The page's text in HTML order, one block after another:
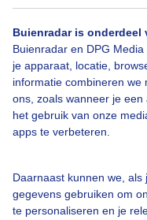
Buienradar is onderdeel
Buienradar en DPG
je apparaat, locatie,
informatie combineren we
ons, zoals wanneer je
het gebruik van onze
apps te verbeteren.
Daarnaast kunnen we,
gegevens gebruiken om
te personaliseren en je
Een